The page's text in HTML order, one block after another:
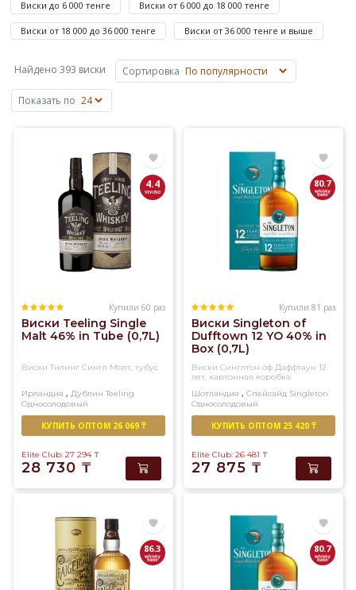
4
675
₸
—
Glenfarclas,
Deanston,
Dalmore.
Односолодовый
уже
более
раз.
Доставка
виски
течение
Виски до 6 000 тенге Виски от 6 000 до 18 000 тенге
Виски от 18 000 до 36 000 тенге Виски от 36 000 тенге и выше
Найдено 393 виски Сортировка
Показать по
4.4
Купили 60 раз
Виски Teeling Single
Malt 46% in Tubе (0,7L)
Виски Тилинг Сингл Молт, тубус
Ирландия , Дублин Teeling
Односолодовый
КУПИТЬ ОПТОМ 26 069 ₸
Elite Club: 27 294 ₸
28 730 ₸
80.7
Купили 81 раз
Виски Singleton of
Dufftown 12 YO 40% in
Box (0,7L)
Виски Синглтон оф Даффтаун 12
лет, картонная коробка
Шотландия , Спейсайд Singleton
Односолодовый
КУПИТЬ ОПТОМ 25 420 ₸
Elite Club: 26 481 ₸
27 875 ₸
86.3 80.7